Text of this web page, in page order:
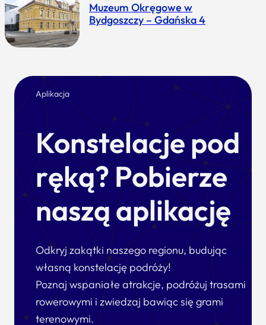
Muzeum Okręgowe w
Bydgoszczy – Gdańska 4
Aplikacja
Konstelacje pod
ręką? Pobierze
naszą aplikację
Odkryj zakątki naszego regionu, budując
własną konstelację podróży!
Poznaj wspaniałe atrakcje, podróżuj trasami
rowerowymi i zwiedzaj bawiąc się grami
terenowymi.